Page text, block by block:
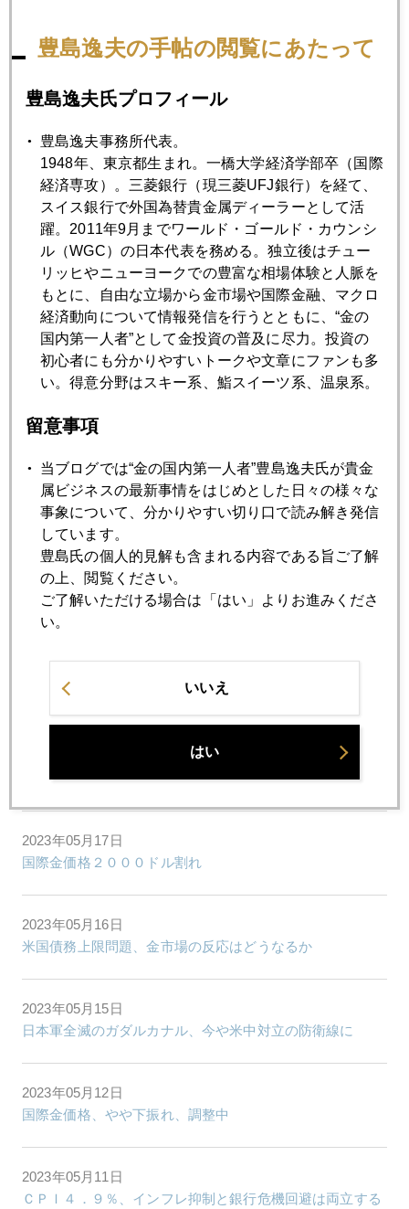
2023年05月30日
2023年05月29日
米ＰＣＥ物価指数サプライズ、ＮＹ金急落
2023年05月26日
円安どこまで、Ⅹデーは６月１４日
2023年05月25日
相次ぐドル金利６％発言、円１４０円接近、投機筋深追い
2023年05月24日
2023年05月23日
株高３３年ぶり、物価高４１年ぶり
2023年05月22日
パウエル議長のひと言で金反転、米利上げ観測も迷走
国際金価格、下値模索へ
国際金価格に短期的下落圧力
2023年05月17日
国際金価格２０００ドル割れ
2023年05月16日
米国債務上限問題、金市場の反応はどうなるか
2023年05月15日
日本軍全滅のガダルカナル、今や米中対立の防衛線に
2023年05月12日
国際金価格、やや下振れ、調整中
2023年05月11日
ＣＰＩ４．９％、インフレ抑制と銀行危機回避は両立する
豊島逸夫の手帖の閲覧にあたって
豊島逸夫氏プロフィール
豊島逸夫事務所代表。
1948年、東京都生まれ。一橋大学経済学部卒（国際
経済専攻）。三菱銀行（現三菱UFJ銀行）を経て、
スイス銀行で外国為替貴金属ディーラーとして活
躍。2011年9月までワールド・ゴールド・カウンシ
ル（WGC）の日本代表を務める。独立後はチュー
リッヒやニューヨークでの豊富な相場体験と人脈を
もとに、自由な立場から金市場や国際金融、マクロ
経済動向について情報発信を行うとともに、“金の
国内第一人者”として金投資の普及に尽力。投資の
初心者にも分かりやすいトークや文章にファンも多
い。得意分野はスキー系、鮨スイーツ系、温泉系。
留意事項
当ブログでは“金の国内第一人者”豊島逸夫氏が貴金
属ビジネスの最新事情をはじめとした日々の様々な
事象について、分かりやすい切り口で読み解き発信
しています。
豊島氏の個人的見解も含まれる内容である旨ご了解
の上、閲覧ください。
ご了解いただける場合は「はい」よりお進みくださ
い。
いいえ
はい